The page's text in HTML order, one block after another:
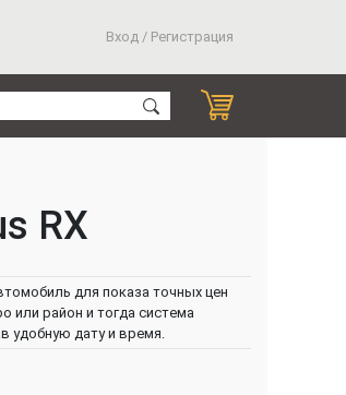
Вход / Регистрация
RX
для показа точных цен
или район и тогда система
удобную дату и время.